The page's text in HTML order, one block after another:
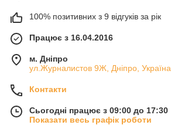
100% позитивних з 9 відгуків за рік
Працює з 16.04.2016
м. Дніпро
ул.Журналистов 9Ж, Дніпро, Україна
Контакти
Сьогодні працює з 09:00 до 17:30
Показати весь графік роботи